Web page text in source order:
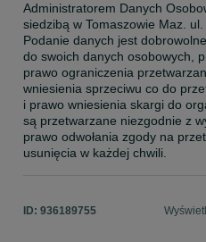
Administratorem Danych
siedzibą w Tomaszowie Maz.
Podanie danych jest
do swoich danych osobowych,
prawo ograniczenia
wniesienia sprzeciwu co do
i prawo wniesienia skargi do
są przetwarzane niezgodnie z
prawo odwołania zgody na
usunięcia w każdej chwili.
ID: 936189755